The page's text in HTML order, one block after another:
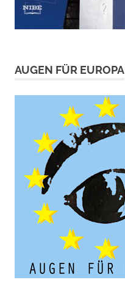
AUGEN FÜR EUROPA